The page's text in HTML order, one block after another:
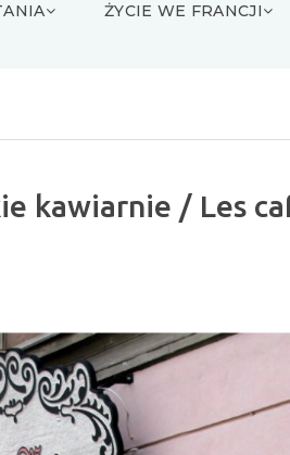
ŻYCIE WE FRANCJI
kawiarnie / Les